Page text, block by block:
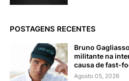
POSTAGENS RECENTES
Bruno
militante na
causa de fast-
Agosto 05, 2026